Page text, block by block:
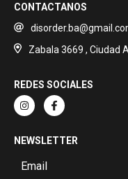
CONTACTANOS
Zabala 3669 , Ciudad
REDES SOCIALES
NEWSLETTER